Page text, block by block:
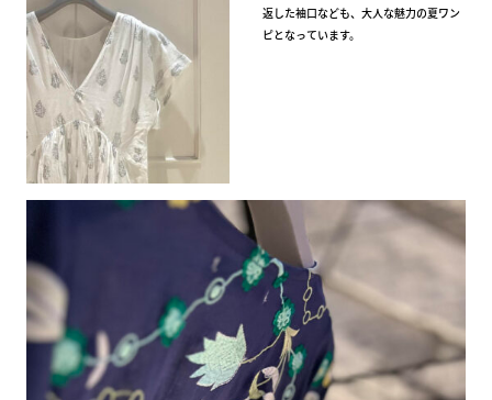
返した袖口なども、大人な魅力の夏ワン
ピとなっています。